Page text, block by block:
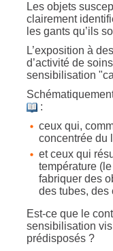
Les objets
clairement
les gants qu’ils
L’exposition à
d’activité de
sensibilisation
:
ceux qui,
concentrée du
et ceux qui
température
fabriquer des
des tubes, des
Est-ce que le
sensibilisation
prédisposés ?